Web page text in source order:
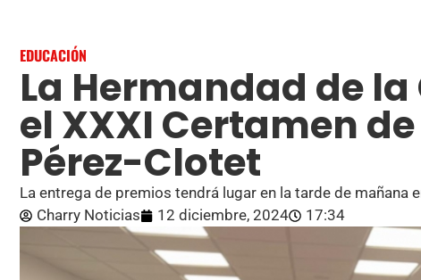
EDUCACIÓN
La Hermandad de
el XXXI Certamen
Pérez-Clotet
La entrega de premios tendrá lugar en la tarde de mañana
Charry Noticias
12 diciembre, 2024 17:34